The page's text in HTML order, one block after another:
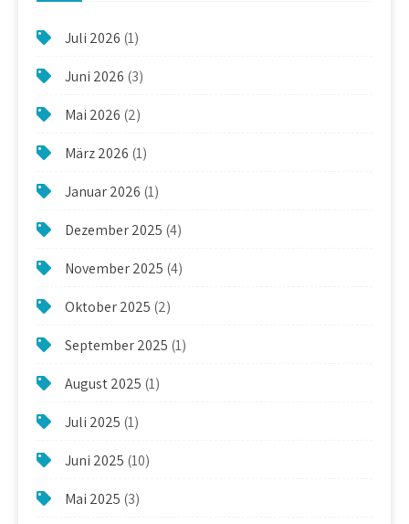
Juli 2026 (1)
Juni 2026 (3)
Mai 2026 (2)
März 2026 (1)
Januar 2026 (1)
Dezember 2025 (4)
November 2025 (4)
Oktober 2025 (2)
September 2025 (1)
August 2025 (1)
Juli 2025 (1)
Juni 2025 (10)
Mai 2025 (3)